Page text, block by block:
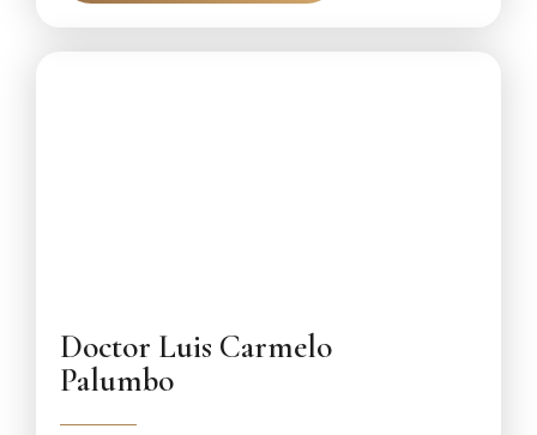
Doctor Luis Carmelo
Palumbo